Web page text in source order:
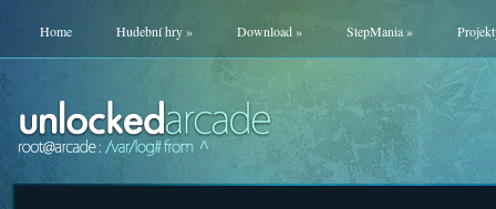
Home Hudební hry» Download» StepMania»